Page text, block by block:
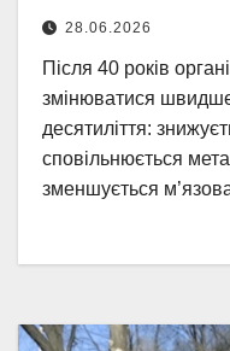
28.06.2026
Після 40 років
змінюватися
десятиліття:
сповільнюється
зменшується